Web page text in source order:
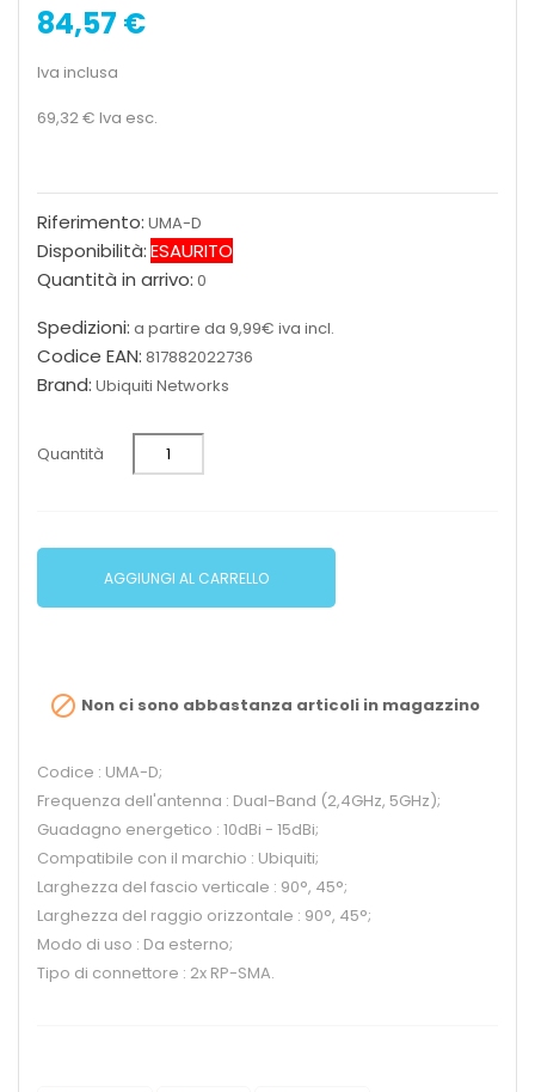
84,57 €
Iva inclusa
69,32 € Iva esc.
Riferimento: UMA-D
Disponibilità:ESAURITO
Quantità in arrivo: 0
Spedizioni: a partire da 9,99€ iva incl.
Codice EAN: 817882022736
Brand: Ubiquiti Networks
Quantità
AGGIUNGI AL CARRELLO
 Non ci sono abbastanza articoli in magazzino
Codice : UMA-D;
Frequenza dell'antenna : Dual-Band (2,4GHz, 5GHz);
Guadagno energetico : 10dBi - 15dBi;
Compatibile con il marchio : Ubiquiti;
Larghezza del fascio verticale : 90°, 45°;
Larghezza del raggio orizzontale : 90°, 45°;
Modo di uso : Da esterno;
Tipo di connettore : 2x RP-SMA.